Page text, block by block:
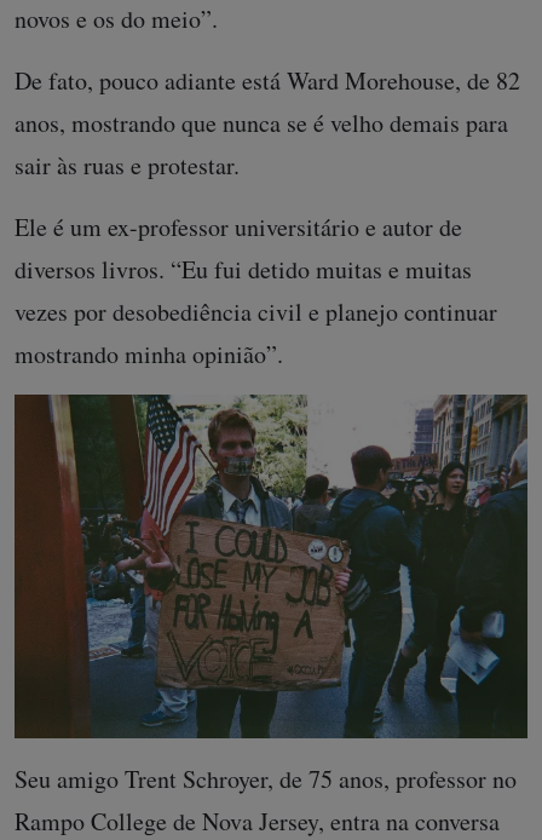
novos e os do meio”.
De fato, pouco adiante está Ward Morehouse, de 82
anos, mostrando que nunca se é velho demais para
sair às ruas e protestar.
Ele é um ex-professor universitário e autor de
diversos livros. “Eu fui detido muitas e muitas
vezes por desobediência civil e planejo continuar
mostrando minha opinião”.
Seu amigo Trent Schroyer, de 75 anos, professor no
Rampo College de Nova Jersey, entra na conversa